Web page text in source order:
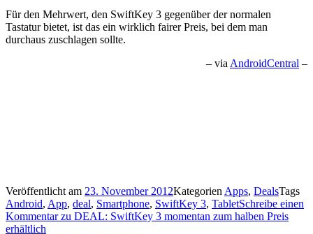
Für den Mehrwert, den SwiftKey 3 gegenüber der normalen
Tastatur bietet, ist das ein wirklich fairer Preis, bei dem man
durchaus zuschlagen sollte.
– via AndroidCentral –
Veröffentlicht am 23. November 2012Kategorien Apps, DealsTags
Android, App, deal, Smartphone, SwiftKey 3, TabletSchreibe einen
Kommentarzu DEAL: SwiftKey 3 momentan zum halben Preis
erhältlich